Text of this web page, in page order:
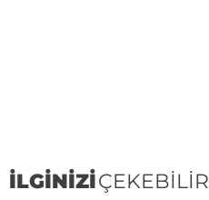
İLGİNİZİÇEKEBİLİR